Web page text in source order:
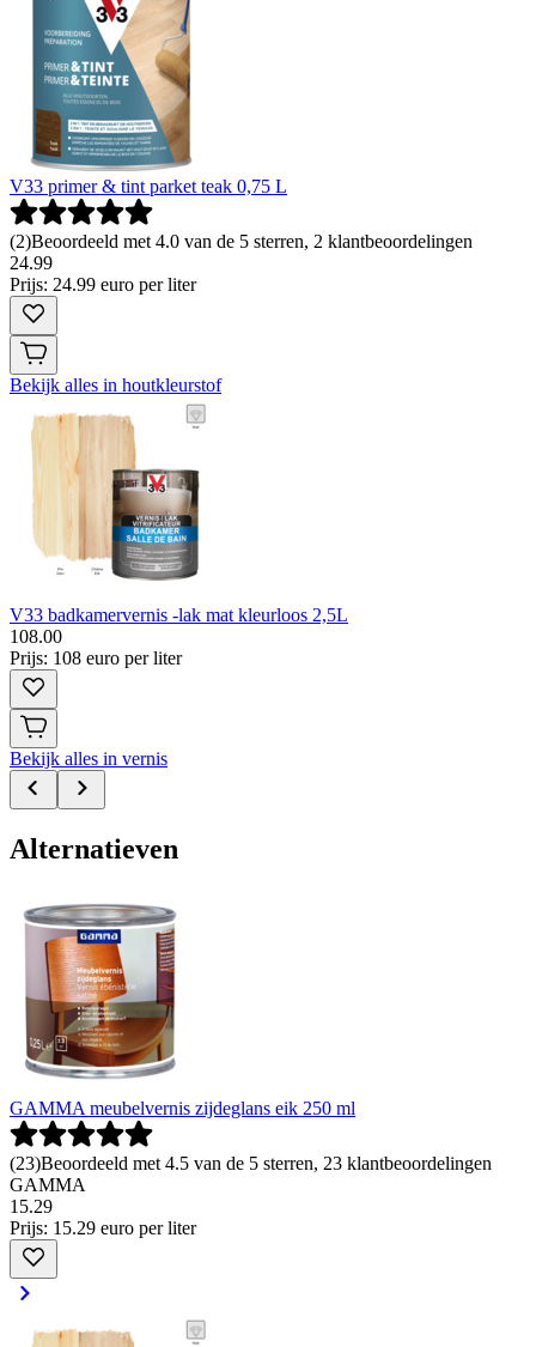
V33 primer & tint parket teak 0,75 L
(2)Beoordeeld met 4.0 van de 5 sterren, 2 klantbeoordelingen
24.99
Prijs: 24.99 euro per liter
Bekijk alles in houtkleurstof
V33 badkamervernis -lak mat kleurloos 2,5L
108.00
Prijs: 108 euro per liter
Bekijk alles in vernis
Alternatieven
GAMMA meubelvernis zijdeglans eik 250 ml
(23)Beoordeeld met 4.5 van de 5 sterren, 23 klantbeoordelingen
GAMMA
15.29
Prijs: 15.29 euro per liter